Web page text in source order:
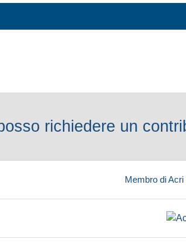
richiedere un
Membro di